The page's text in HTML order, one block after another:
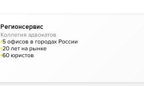
Регионсервис
Коллегия адвокатов
5 офисов в городах России
20 лет на рынке
60 юристов